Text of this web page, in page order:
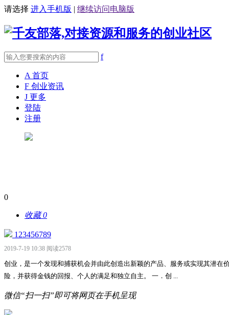
请选择 进入手机版 | 继续访问电脑版
f
A 首页
F 创业资讯
J 更多
登陆
注册
0
收藏0
123456789
2019-7-19 10:38 阅读2578
创业，是一个发现和捕获机会并由此创造出新颖的产品、服务或实现其潜
险，并获得金钱的回报、个人的满足和独立自主。 一．创 ...
微信“扫一扫”即可将网页在手机呈现